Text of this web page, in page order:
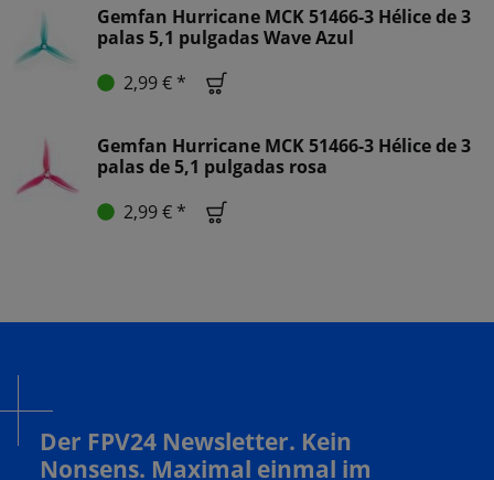
Gemfan Hurricane MCK 51466-3 Hélice de 3
palas 5,1 pulgadas Wave Azul
2,99 € *
Gemfan Hurricane MCK 51466-3 Hélice de 3
palas de 5,1 pulgadas rosa
2,99 € *
Der FPV24 Newsletter. Kein
Nonsens. Maximal einmal im